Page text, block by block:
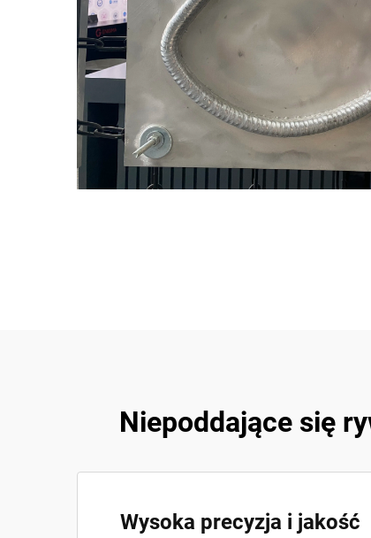
Niepoddające się
Wysoka precyzja i jakość